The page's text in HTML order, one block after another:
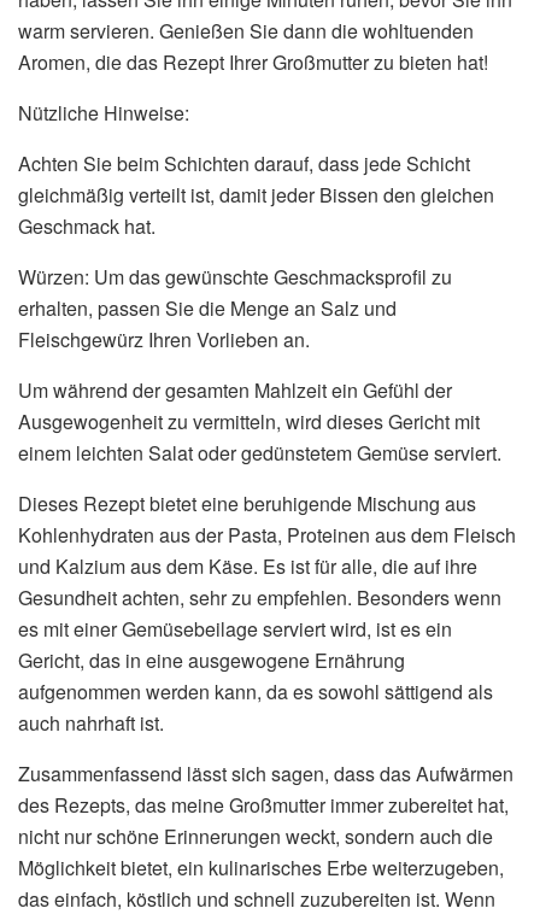
warm servieren. Genießen Sie dann die wohltuenden
Aromen, die das Rezept Ihrer Großmutter zu bieten hat!
Nützliche Hinweise:
Achten Sie beim Schichten darauf, dass jede Schicht
gleichmäßig verteilt ist, damit jeder Bissen den gleichen
Geschmack hat.
Würzen: Um das gewünschte Geschmacksprofil zu
erhalten, passen Sie die Menge an Salz und
Fleischgewürz Ihren Vorlieben an.
Um während der gesamten Mahlzeit ein Gefühl der
Ausgewogenheit zu vermitteln, wird dieses Gericht mit
einem leichten Salat oder gedünstetem Gemüse serviert.
Dieses Rezept bietet eine beruhigende Mischung aus
Kohlenhydraten aus der Pasta, Proteinen aus dem Fleisch
und Kalzium aus dem Käse. Es ist für alle, die auf ihre
Gesundheit achten, sehr zu empfehlen. Besonders wenn
es mit einer Gemüsebeilage serviert wird, ist es ein
Gericht, das in eine ausgewogene Ernährung
aufgenommen werden kann, da es sowohl sättigend als
auch nahrhaft ist.
Zusammenfassend lässt sich sagen, dass das Aufwärmen
des Rezepts, das meine Großmutter immer zubereitet hat,
nicht nur schöne Erinnerungen weckt, sondern auch die
Möglichkeit bietet, ein kulinarisches Erbe weiterzugeben,
das einfach, köstlich und schnell zuzubereiten ist. Wenn